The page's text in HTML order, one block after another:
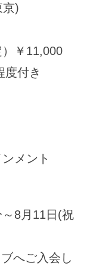
京)
￥11,000
付き
メント
8月11日(祝
へご入会し